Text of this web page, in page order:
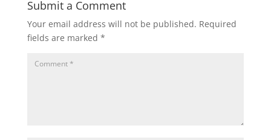
Submit a Comment
Your email address will not be published. Required
fields are marked *